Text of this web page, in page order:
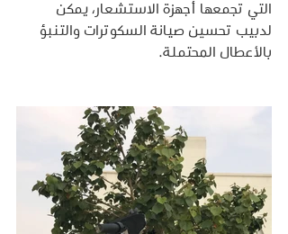
التي تجمعها أجهزة الاستشعار، يمكن
لدبيب تحسين صيانة السكوترات والتنبؤ
بالأعطال المحتملة.